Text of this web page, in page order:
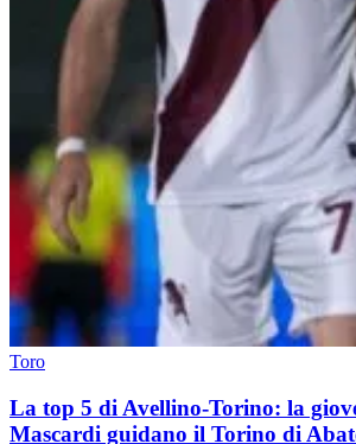
Toro
La top 5 di Avellino-Torino: la
Mascardi guidano il Torino di